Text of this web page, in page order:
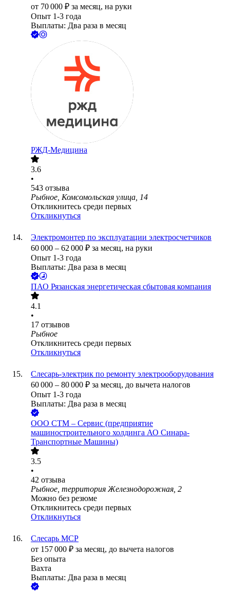
от 70 000 ₽ за месяц, на руки
Опыт 1-3 года
Выплаты: Два раза в месяц
РЖД-Медицина
3.6
•
543 отзыва
Рыбное, Комсомольская улица, 14
Откликнитесь среди первых
Откликнуться
Электромонтер по эксплуатации электросчетчиков
60 000 – 62 000 ₽ за месяц, на руки
Опыт 1-3 года
Выплаты: Два раза в месяц
ПАО Рязанская энергетическая сбытовая компания
4.1
•
17 отзывов
Рыбное
Откликнитесь среди первых
Откликнуться
Слесарь-электрик по ремонту электрооборудования
60 000 – 80 000 ₽ за месяц, до вычета налогов
Опыт 1-3 года
Выплаты: Два раза в месяц
ООО СТМ – Сервис (предприятие
машиностроительного холдинга АО Синара-
Транспортные Машины)
3.5
•
42 отзыва
Рыбное, территория Железнодорожная, 2
Можно без резюме
Откликнитесь среди первых
Откликнуться
Слесарь МСР
от 157 000 ₽ за месяц, до вычета налогов
Без опыта
Вахта
Выплаты: Два раза в месяц